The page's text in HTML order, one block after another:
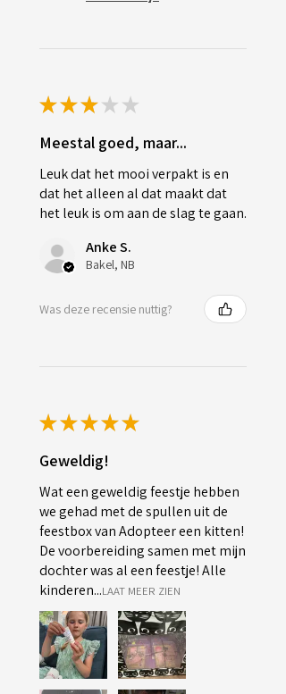
★★★ ★ ★
Meestal goed, maar...
Leuk dat het mooi verpakt is en
dat het alleen al dat maakt dat
het leuk is om aan de slag te gaan.
Anke S.
Bakel, NB
Was deze recensie nuttig?
★★★★★
Geweldig!
Wat een geweldig feestje hebben
we gehad met de spullen uit de
feestbox van Adopteer een kitten!
De voorbereiding samen met mijn
dochter was al een feestje! Alle
kinderen...LAAT MEER ZIEN